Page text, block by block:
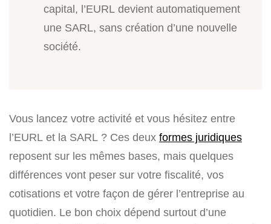
capital, l’EURL devient automatiquement
une SARL, sans création d’une nouvelle
société.
Vous lancez votre activité et vous hésitez entre
l’EURL et la SARL ? Ces deux formes juridiques
reposent sur les mêmes bases, mais quelques
différences vont peser sur votre fiscalité, vos
cotisations et votre façon de gérer l’entreprise au
quotidien. Le bon choix dépend surtout d’une